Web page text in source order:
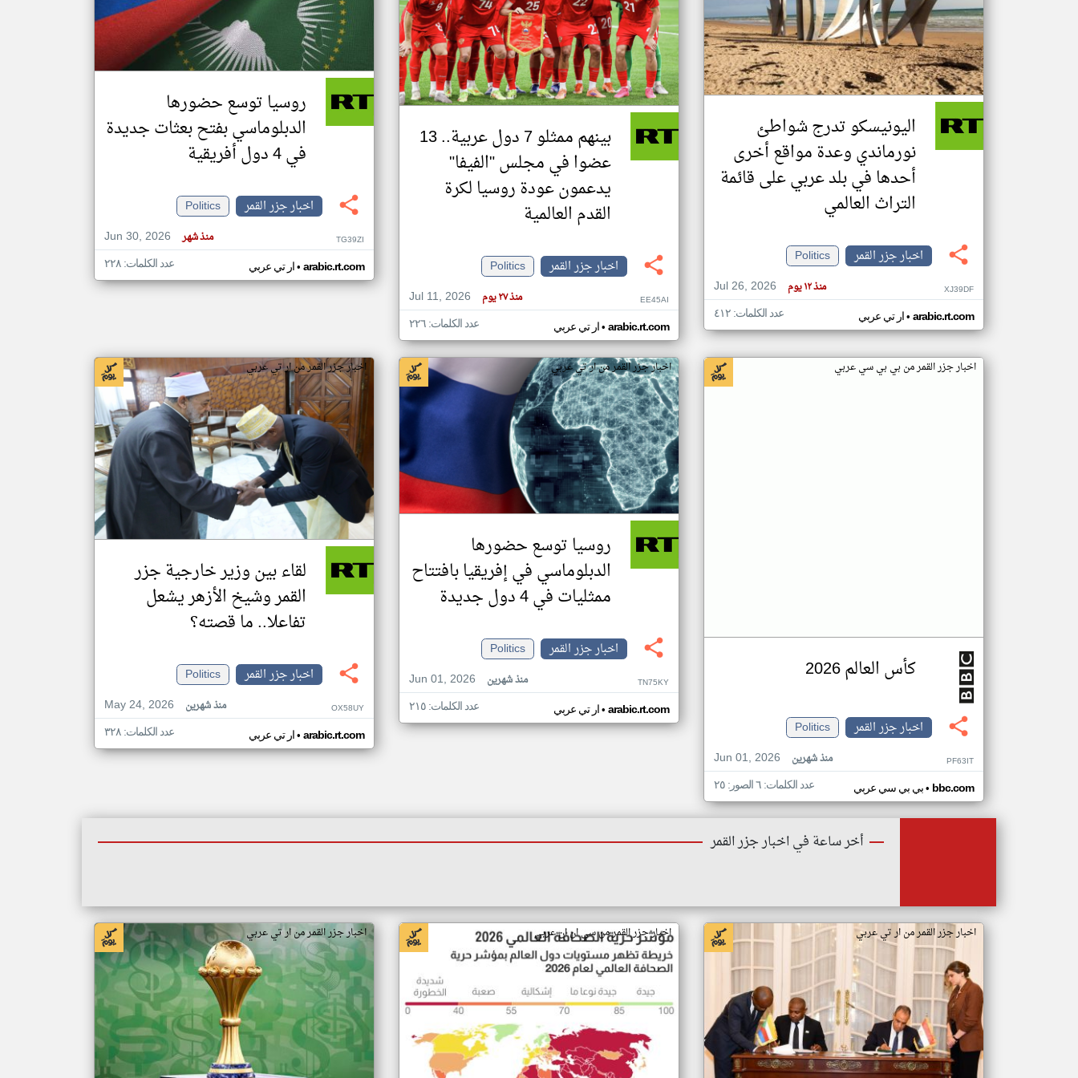
تغيير الدولة
اخبار جزر القمر على مدار الساعة
أهم اخبار جزر القمر العاجلة والمباشرة
اليونيسكو تدرج شواطئ
نورماندي وعدة مواقع أخرى
أحدها في بلد عربي على قائمة
التراث العالمي
اخبار جزر القمر
Politics
Jul 26, 2026
منذ ١٢ يوم XJ39DF
ار تي عربي• arabic.rt.com عدد الكلمات: ٤١٢
بينهم ممثلو 7 دول عربية.. 13
عضوا في مجلس "الفيفا"
يدعمون عودة روسيا لكرة
القدم العالمية
اخبار جزر القمر
Politics
Jul 11, 2026
منذ ٢٧ يوم EE45AI
ار تي عربي• arabic.rt.com عدد الكلمات: ٢٢٦
روسيا توسع حضورها
الدبلوماسي بفتح بعثات جديدة
في 4 دول أفريقية
اخبار جزر القمر
Politics
Jun 30, 2026
منذ شهر TG39ZI
ار تي عربي• arabic.rt.com عدد الكلمات: ٢٢٨
اخبار جزر القمر من بي بي سي عربي
كأس العالم 2026
اخبار جزر القمر
Politics
Jun 01, 2026
منذ شهرين PF63IT
بي بي سي عربي• bbc.com عدد الكلمات: ٦ الصور: ٢٥
اخبار جزر القمر من ار تي عربي
روسيا توسع حضورها
الدبلوماسي في إفريقيا بافتتاح
ممثليات في 4 دول جديدة
اخبار جزر القمر
Politics
Jun 01, 2026
منذ شهرين TN75KY
ار تي عربي• arabic.rt.com عدد الكلمات: ٢١٥
اخبار جزر القمر من ار تي عربي
لقاء بين وزير خارجية جزر
القمر وشيخ الأزهر يشعل
تفاعلا.. ما قصته؟
اخبار جزر القمر
Politics
May 24, 2026
منذ شهرين OX58UY
ار تي عربي• arabic.rt.com عدد الكلمات: ٣٢٨
أخر ساعة في اخبار جزر القمر
اخبار جزر القمر من ار تي عربي اخبار جزر القمر من سي ان ان عربي اخبار جزر القمر من ار تي عربي
klyoum.com